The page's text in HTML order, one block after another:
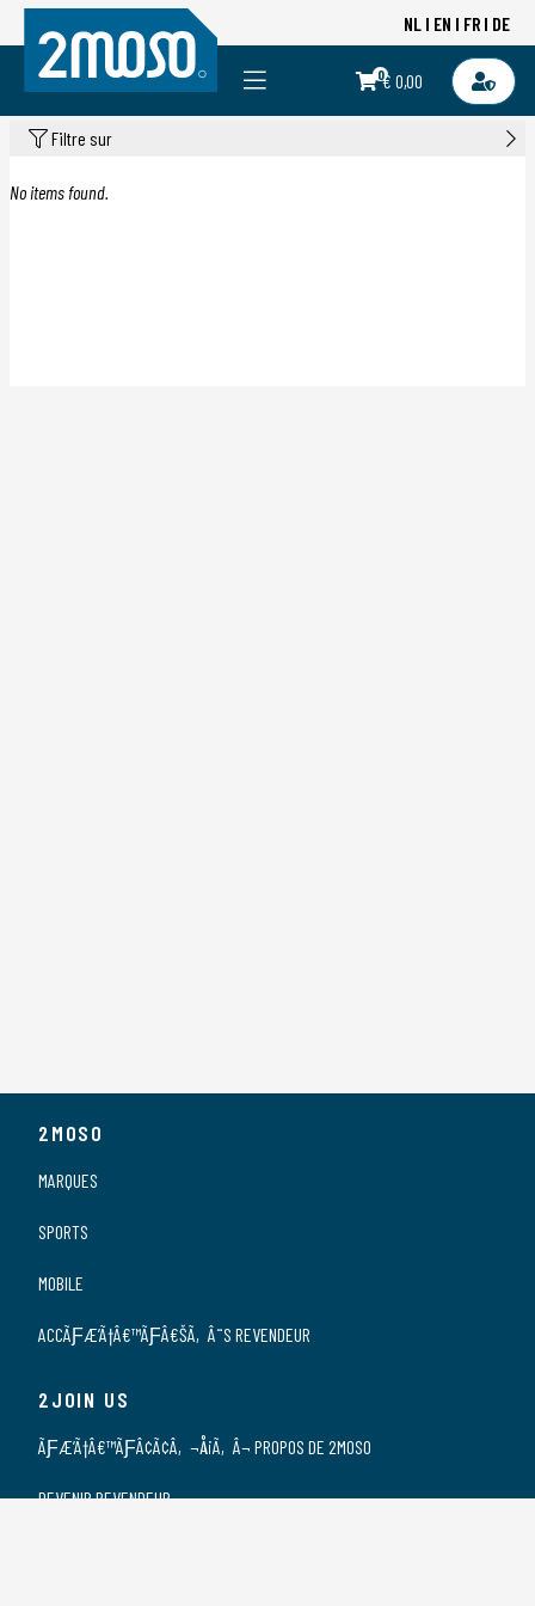
NL EN FR DE
0€ 0,00
Filtre sur
No items found.
2MOSO
MARQUES
SPORTS
MOBILE
ACCÃƑÆ’Ã†Â€™ÃƑÂ€ŠÃ‚Â¨S REVENDEUR
2JOIN US
ÃƑÆ’Ã†Â€™ÃƑÂ¢Ã¢Â‚¬Å¡Ã‚Â¬ PROPOS DE 2MOSO
DEVENIR REVENDEUR